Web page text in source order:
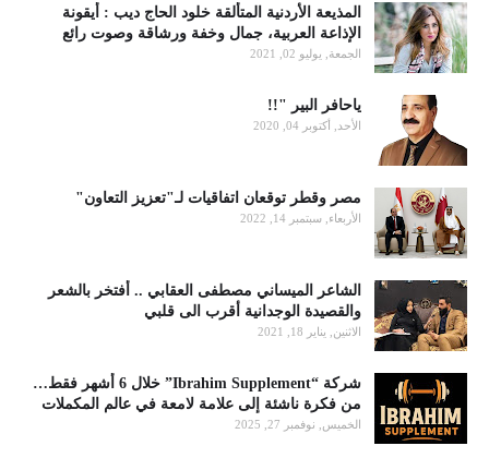
المذيعة الأردنية المتألقة خلود الحاج ديب : أيقونة
الإذاعة العربية، جمال وخفة ورشاقة وصوت رائع
الجمعة, يوليو 02, 2021
ياحافر البير "!!
الأحد, أكتوبر 04, 2020
مصر وقطر توقعان اتفاقيات لـ"تعزيز التعاون"
الأربعاء, سبتمبر 14, 2022
الشاعر الميساني مصطفى العقابي .. أفتخر بالشعر
والقصيدة الوجدانية أقرب الى قلبي
الاثنين, يناير 18, 2021
شركة “Ibrahim Supplement” خلال 6 أشهر فقط…
من فكرة ناشئة إلى علامة لامعة في عالم المكملات
الخميس, نوفمبر 27, 2025